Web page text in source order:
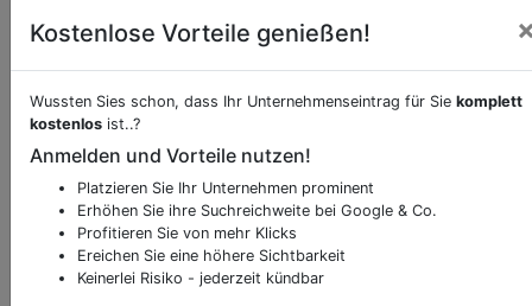
Beschreibung & Services vonSchnell-
Restaurant-Imbiss
Sie möchten eine Beschreibung, Dienstleistung
oder andere relevante Informationen hinzufügen?
Klicken Sie bittehierum uns zu kontaktieren.
Gerne erweitern wir Ihren Firmeneintrag um
Sonderangebote odere besondere Services, die
Kostenlose Vorteile genießen!
Wussten Sies schon, dass Ihr Unternehmenseintrag für Sie komplett
kostenlos ist..?
Anmelden und Vorteile nutzen!
Platzieren Sie Ihr Unternehmen prominent
Erhöhen Sie ihre Suchreichweite bei Google & Co.
Profitieren Sie von mehr Klicks
Ereichen Sie eine höhere Sichtbarkeit
Keinerlei Risiko - jederzeit kündbar